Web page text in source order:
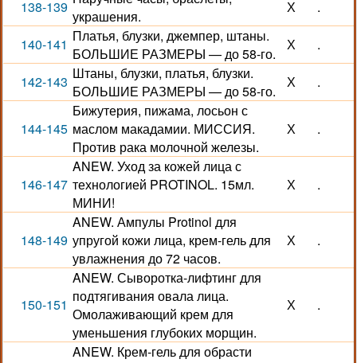
138-139
украшения.
Х .
140-141 Платья, блузки, джемпер, штаны.
БОЛЬШИЕ РАЗМЕРЫ — до 58-го.
Х .
142-143 Штаны, блузки, платья, блузки.
БОЛЬШИЕ РАЗМЕРЫ — до 58-го.
Х .
144-145
Бижутерия, пижама, лосьон с
маслом макадамии. МИССИЯ.
Против рака молочной железы.
Х .
146-147
ANEW. Уход за кожей лица с
технологией PROTINOL. 15мл.
МИНИ!
Х .
148-149
ANEW. Ампулы Protinol для
упругой кожи лица, крем-гель для
увлажнения до 72 часов.
Х .
150-151
ANEW. Сыворотка-лифтинг для
подтягивания овала лица.
Омолаживающий крем для
уменьшения глубоких морщин.
Х .
ANEW. Крем-гель для обрасти